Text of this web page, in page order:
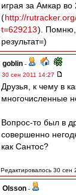
играя за Амкар во
(http://
t=629213). Помню,
результат=)
goblin -
30 сен 2011 14:27
Друзья, к чему в
многочисленные
Вопрос-то был в
совершенно
как Сантос?
Редактировалось 30 сен
Olsson -